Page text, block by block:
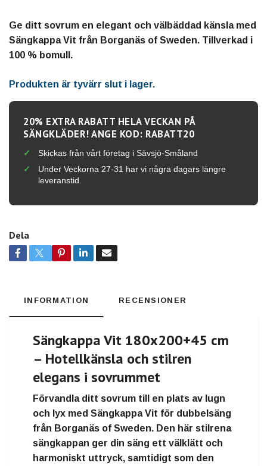
Ge ditt sovrum en elegant och välbäddad känsla med
Sängkappa Vit från Borganäs of Sweden. Tillverkad i
100 % bomull.
Produkten är tyvärr slut i lager.
20% EXTRA RABATT HELA VECKAN PÅ
SÄNGKLÄDER! ANGE KOD: RABATT20
Skickas från vårt företag i Sävsjö-Småland
Under Veckorna 27-31 har vi några dagars längre
leveranstid.
Dela
INFORMATION RECENSIONER
Sängkappa Vit 180x200+45 cm
– Hotellkänsla och stilren
elegans i sovrummet
Förvandla ditt sovrum till en plats av lugn
och lyx med Sängkappa Vit för dubbelsäng
från Borganäs of Sweden. Den här stilrena
sängkappan ger din säng ett välklätt och
harmoniskt uttryck, samtidigt som den